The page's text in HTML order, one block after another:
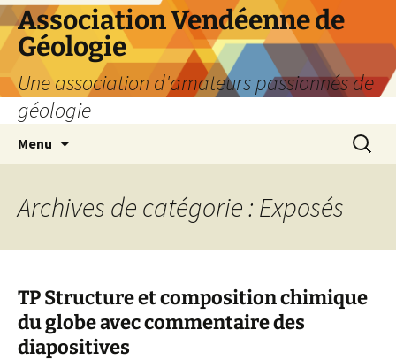
Aller
au
contenu
Association Vendéenne de
Géologie
Une association d'amateurs passionnés de
géologie
Menu
Archives de catégorie : Exposés
TP Structure et composition chimique
du globe avec commentaire des
diapositives